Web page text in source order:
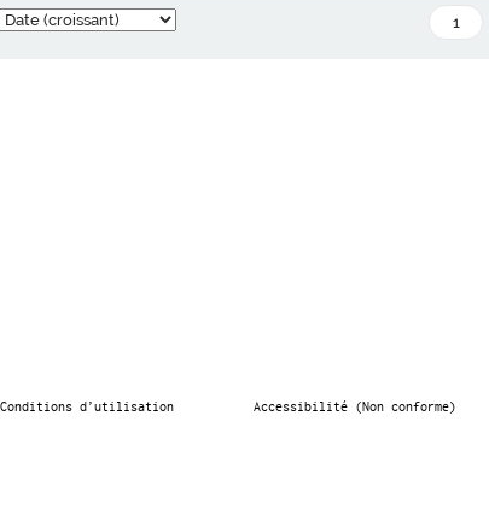
Conditions d’utilisation Accessibilité (Non conforme)